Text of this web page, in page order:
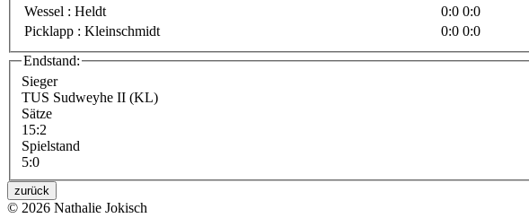
Wessel : Heldt
0:0 0:0
Picklapp : Kleinschmidt
0:0 0:0
Endstand:
Sieger
TUS Sudweyhe II (KL)
Sätze
15:2
Spielstand
5:0
zurück
© 2026 Nathalie Jokisch